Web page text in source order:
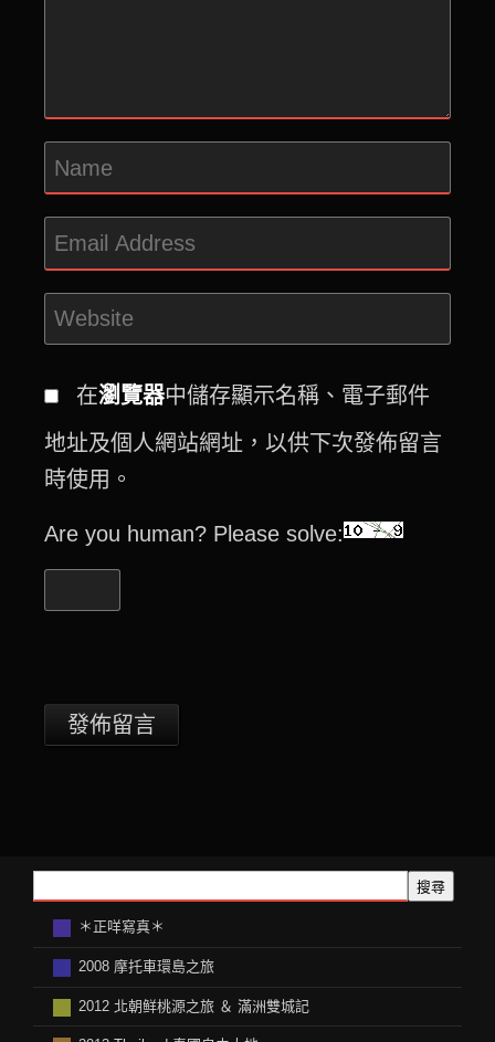
在瀏覽器中儲存顯示名稱、電子郵件
地址及個人網站網址，以供下次發佈留言
時使用。
Are you human? Please solve:
搜尋
＊正咩寫真＊
2008 摩托車環島之旅
2012 北朝鲜桃源之旅 ＆ 滿洲雙城記